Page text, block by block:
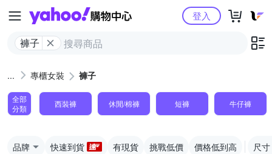
Yahoo購物中心
褲子
登入
專櫃女裝 褲子
全部
分類
西裝褲 休閒/棉褲 短褲 牛仔褲
品牌 快速到貨 有現貨 挑戰低價 價格低到高 尺寸